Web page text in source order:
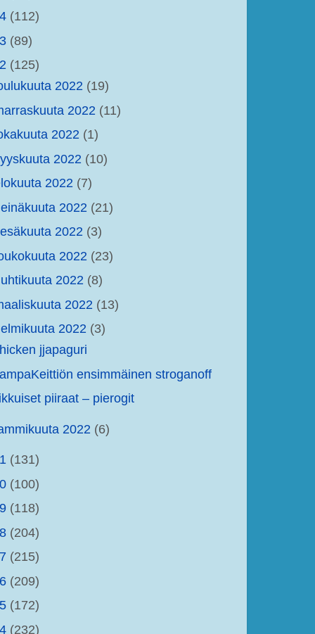
(112)
(89)
(125)
2022 (19)
2022 (11)
2022 (1)
2022 (10)
2022 (7)
2022 (21)
2022 (3)
2022 (23)
2022 (8)
2022 (13)
2022 (3)
jjapaguri
ensimmäinen stroganoff
piiraat – pierogit
2022 (6)
(131)
(100)
(118)
(204)
(215)
(209)
(172)
(232)